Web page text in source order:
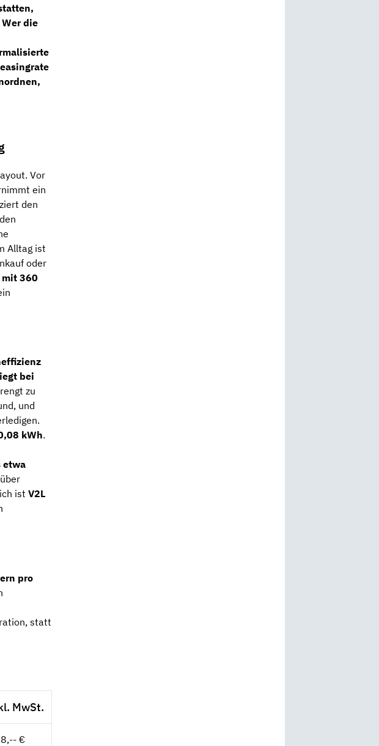
,
die
Vor
ein
den
Alltag ist
oder
360
bei
zu
und
kWh.
etwa
ist V2L
pro
statt
MwSt.
€